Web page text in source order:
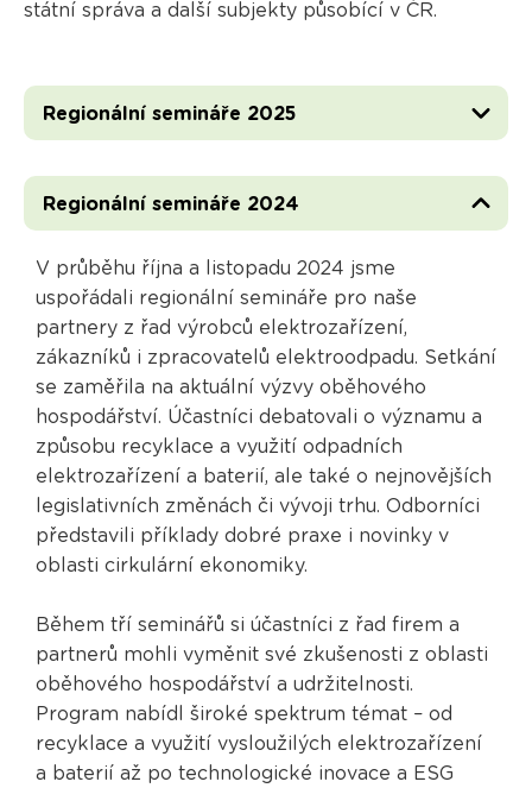
státní správa a další subjekty působící v ČR.
Regionální semináře 2025
Regionální semináře 2024
V průběhu října a listopadu 2024 jsme
uspořádali regionální semináře pro naše
partnery z řad výrobců elektrozařízení,
zákazníků i zpracovatelů elektroodpadu. Setkání
se zaměřila na aktuální výzvy oběhového
hospodářství. Účastníci debatovali o významu a
způsobu recyklace a využití odpadních
elektrozařízení a baterií, ale také o nejnovějších
legislativních změnách či vývoji trhu. Odborníci
představili příklady dobré praxe i novinky v
oblasti cirkulární ekonomiky.
Během tří seminářů si účastníci z řad firem a
partnerů mohli vyměnit své zkušenosti z oblasti
oběhového hospodářství a udržitelnosti.
Program nabídl široké spektrum témat – od
recyklace a využití vysloužilých elektrozařízení
a baterií až po technologické inovace a ESG